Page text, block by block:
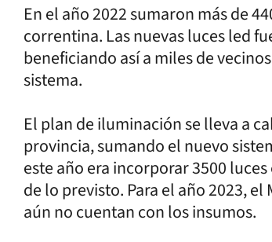
En el año 2022 sumaron más de
correntina. Las nuevas luces led
beneficiando así a miles de
sistema.
El plan de iluminación se lleva a
provincia, sumando el nuevo
este año era incorporar 3500
de lo previsto. Para el año 2023,
aún no cuentan con los insumos.